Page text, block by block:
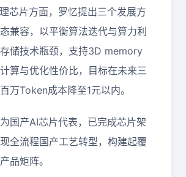
芯片方面，罗忆提出三个发展方
兼容，以平衡算法迭代与算力利
储技术瓶颈，支持3D memory
算与优化性价比，目标在未来三
万Token成本降至1元以内。
国产AI芯片代表，已完成芯片架
全流程国产工艺转型，构建起覆
品矩阵。